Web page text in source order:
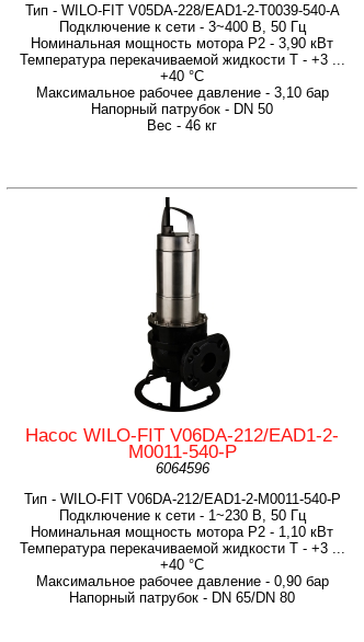
Тип - WILO-FIT V05DA-228/EAD1-2-T0039-540-A
Подключение к сети - 3~400 В, 50 Гц
Номинальная мощность мотора P2 - 3,90 кВт
Температура перекачиваемой жидкости T - +3 ...
+40 °C
Максимальное рабочее давление - 3,10 бар
Напорный патрубок - DN 50
Вес - 46 кг
Насос WILO-FIT V06DA-212/EAD1-2-
M0011-540-P
6064596
Тип - WILO-FIT V06DA-212/EAD1-2-M0011-540-P
Подключение к сети - 1~230 В, 50 Гц
Номинальная мощность мотора P2 - 1,10 кВт
Температура перекачиваемой жидкости T - +3 ...
+40 °C
Максимальное рабочее давление - 0,90 бар
Напорный патрубок - DN 65/DN 80